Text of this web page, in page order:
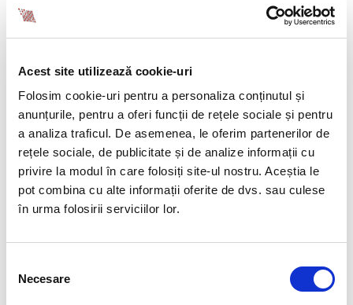
Acest site utilizează cookie-uri
Folosim cookie-uri pentru a personaliza conținutul și
anunțurile, pentru a oferi funcții de rețele sociale și pentru
a analiza traficul. De asemenea, le oferim partenerilor de
rețele sociale, de publicitate și de analize informații cu
privire la modul în care folosiți site-ul nostru. Aceștia le
pot combina cu alte informații oferite de dvs. sau culese
în urma folosirii serviciilor lor.
consimțământului
Necesare
In primul rand, liderii unei organizatii trebuie sa fie
constienti ca angajatii care lucreaza in departamente
putea sa nu inteleaga prea bine importanta lansarii
unei noi aplicatii la nivel de companie. Dimpotriva, s-ar
putea simti coplesiti de nevoia de a invata sa utilizeze
un sistem digital, fara a-si da seama ca acesta va
ajunge sa le usureze munca, ajutandu-i pe ei sa faca
anumite sarcini mai repede. In schimb, daca acestora
li se expune importanta schimbarii in context
organizational, astfel incat sa inteleaga intregul
Sa nu uitam ca puterea exemplului ii poate motiva pe